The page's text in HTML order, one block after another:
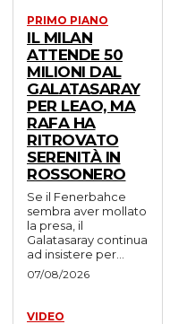
PRIMO PIANO
IL MILAN
ATTENDE 50
MILIONI DAL
GALATASARAY
PER LEAO, MA
RAFA HA
RITROVATO
SERENITÀ IN
ROSSONERO
Se il Fenerbahce
sembra aver mollato
la presa, il
Galatasaray continua
ad insistere per...
07/08/2026
VIDEO